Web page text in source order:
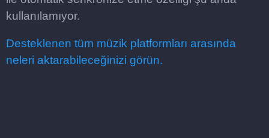
kullanılamıyor.
Desteklenen tüm müzik platformları arasında
neleri aktarabileceğinizi görün.